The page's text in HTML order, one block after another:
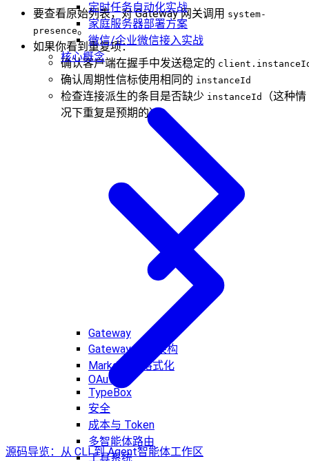
定时任务自动化实战
家庭服务器部署方案
微信/企业微信接入实战
核心概念
Gateway
Gateway 网关架构
Markdown 格式化
OAuth
TypeBox
安全
成本与 Token
多智能体路由
工具系统
要查看原始列表，对 Gateway 网关调用 system-
presence。
如果你看到重复项：
确认客户端在握手中发送稳定的
确认周期性信标使用相同的 instanceId
检查连接派生的条目是否缺少 instanceId
（这种情
况下重复是预期的）
源码导览：从 CLI 到 Agent智能体工作区